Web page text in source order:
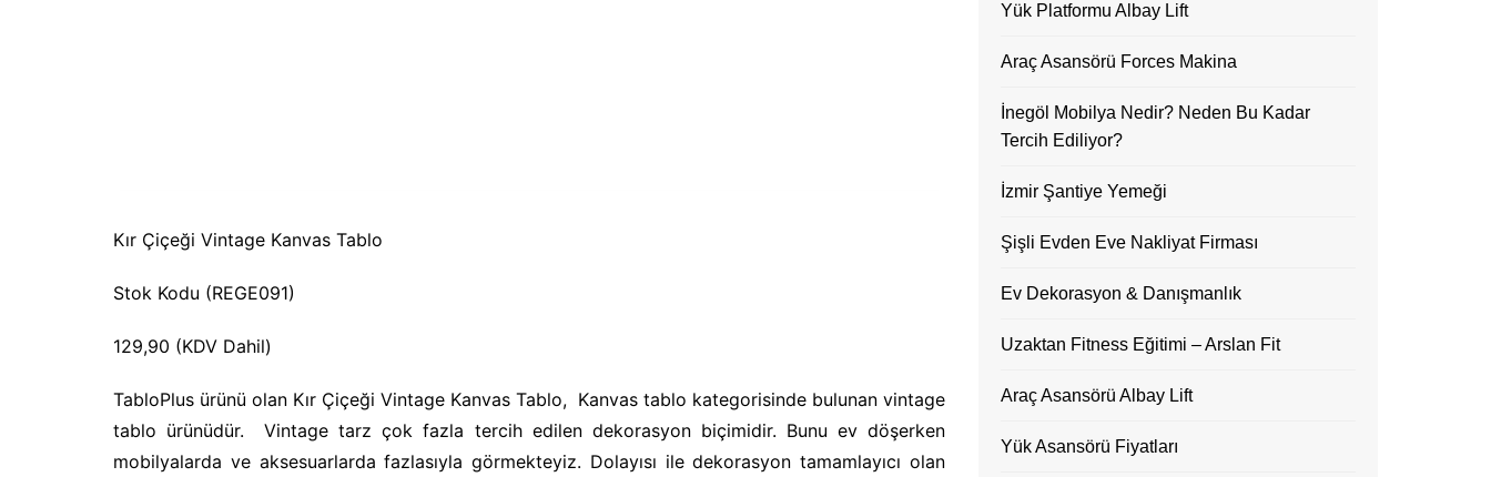
Kır Çiçeği Vintage Kanvas Tablo
Stok Kodu (REGE091)
129,90 (KDV Dahil)
TabloPlus ürünü olan Kır Çiçeği Vintage Kanvas Tablo, Kanvas tablo kategorisinde bulunan vintage
tablo ürünüdür. Vintage tarz çok fazla tercih edilen dekorasyon biçimidir. Bunu ev döşerken
mobilyalarda ve aksesuarlarda fazlasıyla görmekteyiz. Dolayısı ile dekorasyon tamamlayıcı olan
Yük Platformu Albay Lift
Araç Asansörü Forces Makina
İnegöl Mobilya Nedir? Neden Bu Kadar
Tercih Ediliyor?
İzmir Şantiye Yemeği
Şişli Evden Eve Nakliyat Firması
Ev Dekorasyon & Danışmanlık
Uzaktan Fitness Eğitimi – Arslan Fit
Araç Asansörü Albay Lift
Yük Asansörü Fiyatları